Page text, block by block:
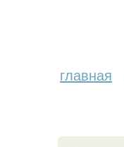
главная